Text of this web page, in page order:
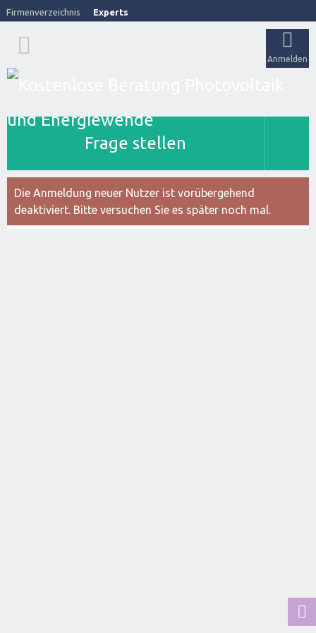
Firmenverzeichnis Experts
Anmelden
Frage stellen
Die Anmeldung neuer Nutzer ist vorübergehend
deaktiviert. Bitte versuchen Sie es später noch mal.